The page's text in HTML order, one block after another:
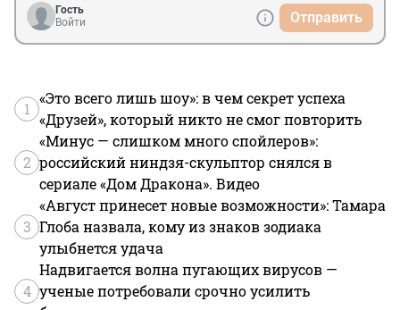
Гость
Войти
Отправить
1
«Это всего лишь шоу»: в чем секрет успеха
«Друзей», который никто не смог повторить
2
«Минус — слишком много спойлеров»:
российский ниндзя-скульптор снялся в
сериале «Дом Дракона». Видео
3
«Август принесет новые возможности»: Тамара
Глоба назвала, кому из знаков зодиака
улыбнется удача
4
Надвигается волна пугающих вирусов —
ученые потребовали срочно усилить